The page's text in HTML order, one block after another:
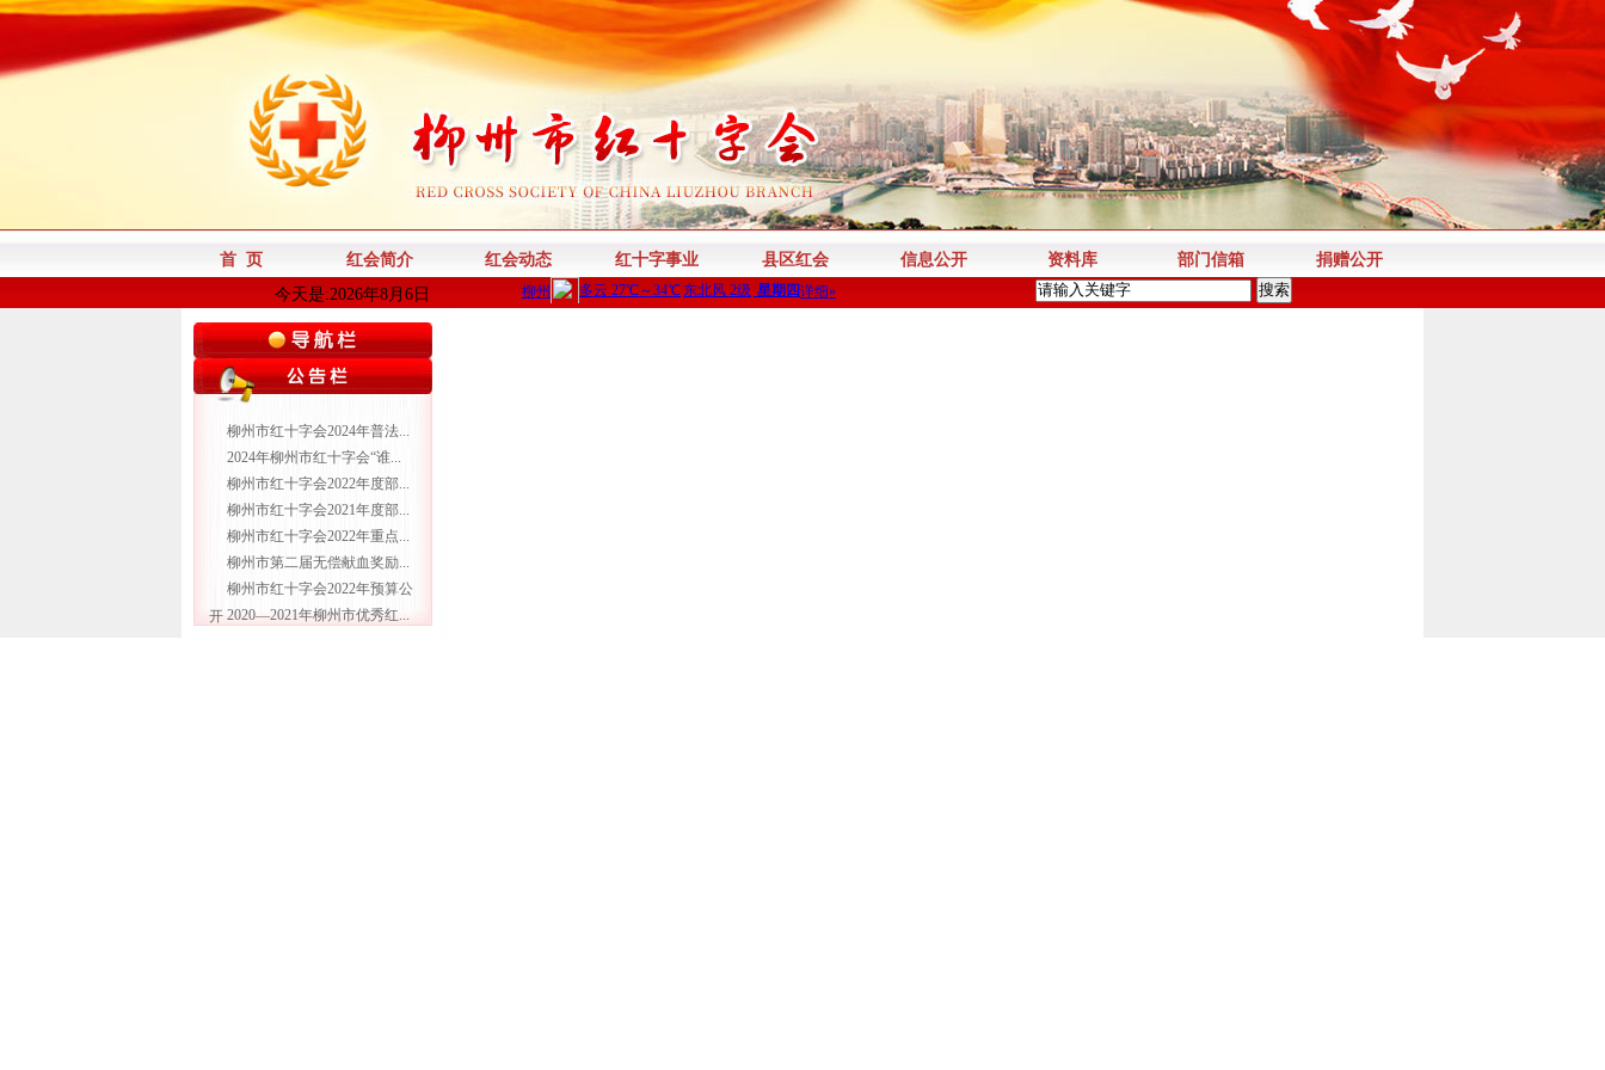
首 页 红会简介 红会动态 红十字事业 县区红会 信息公开 资料库 部门信箱
捐赠公开
今天是:2026年8月6日
柳州市红十字会2024年普法...
2024年柳州市红十字会“谁...
柳州市红十字会2022年度部...
柳州市红十字会2021年度部...
柳州市红十字会2022年重点...
柳州市第二届无偿献血奖励...
柳州市红十字会2022年预算公
开 2020—2021年柳州市优秀红...